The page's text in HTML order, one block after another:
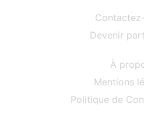
Devenir
À
Mentions
Politique de